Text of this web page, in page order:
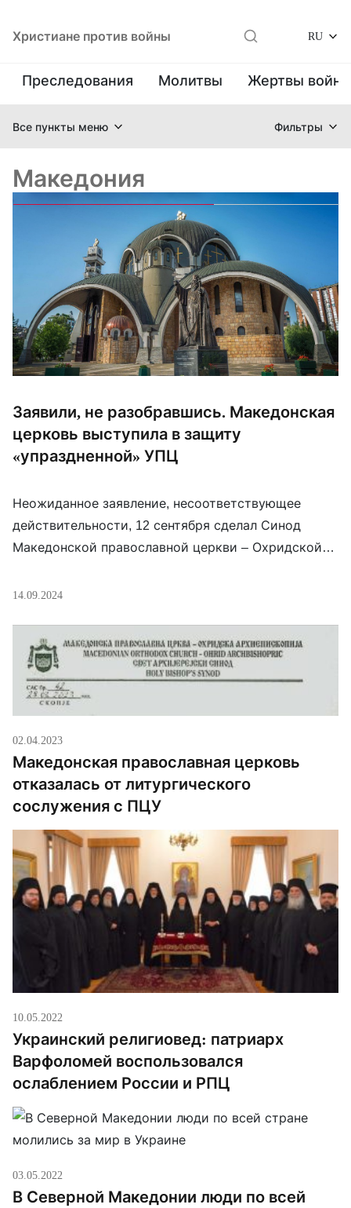
Христиане против войны RU
Преследования Молитвы Жертвы
Все пункты меню Фильтры
Македония
Заявили, не разобравшись. Македонская
церковь выступила в защиту
«упраздненной» УПЦ
Неожиданное заявление, несоответствующее
действительности, 12 сентября сделал Синод
Македонской православной церкви – Охридской
радой Украины законопроектом 8371
этого, как заявляется, “миллионы верующих,
посещающих храм в этой Церкви, лишены
основного права религиозной принадлежности,
исповедание своей веры и совершение
продолжает действовать […]
14.09.2024
02.04.2023
Македонская православная церковь
отказалась от литургического
сослужения с ПЦУ
10.05.2022
Украинский религиовед: патриарх
Варфоломей воспользовался
ослаблением России и РПЦ
03.05.2022
В Северной Македонии люди по всей